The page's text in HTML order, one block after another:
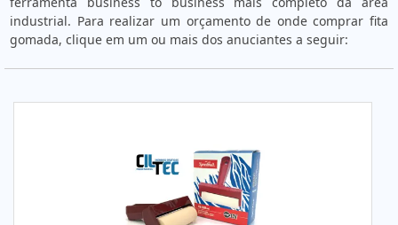
industrial. Para realizar um orçamento de onde comprar fita
gomada, clique em um ou mais dos anuciantes a seguir: